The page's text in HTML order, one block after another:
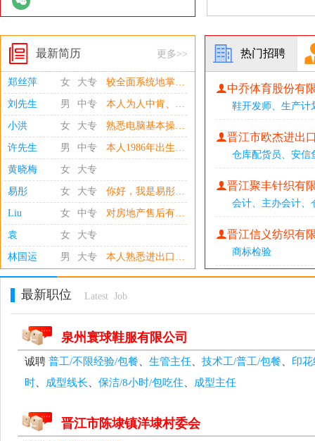
最新简历 更多>>
郑丝萍 女 大专 较全面系统地掌握会计专业知识，熟悉会计相关法律法 。熟练使用office系列办公软件及用友、管家婆等财务软件，持会计从业资格证书、电算化证书、C1驾驶证。
刘先生 男 中专 本人为人中肯、塌实勤奋、积极热情、乐观向上，具有一定的组织和创新精神，有强烈的团队意识
小洪 女 大专 熟悉电脑基本操作，有初级会计资格证，熟悉使用word,excel软件，熟练使用金蝶、用友，有责任心，认真，对数据敏感。本人性格开郎，对工作认真负责，待人真诚，望贵公司能给个发展的空间。
许先生 男 中专 本人1986年出生，有B2证驾驶证、货车从业资格证，行驶公里190万公里左右，、当过两年兵具备团队协作精神，身体精力充沛；做事认真负责，有出色方向感和敏锐的头脑、掌握货车维修和保养基础常识、熟悉整个福建路线、近20安全驾龄
黄晓梅 女 大专
易彤 女 大专 你好，我是易彤。毕业于江西工业贸易职业技术学院，专业为健康管理，具备完整专业理论和中医理疗实操功底。实习期间担任健康顾问销售，擅长客户健康咨询、需求挖掘、客情维护与销售转化，抗压能力强、服务意识突出。不局限现有销售经验，拥有强烈学习意愿，愿意深耕健康管理、体检运营、慢病调理等细分板块，主动学习全新业务流程与专业技能。期待在晋江本地健康平台长期沉淀，发挥专业+沟通双重优势，不断突破个人能力边界，创造业绩与专业双重价值，与公司共同成长。
Liu 女 中专 对房地产售后有五年工作经验，基本的EXCEL、WORD等软件进行运用。工作态度认真、有责任心，好学且耐心，对数据具有一定的敏感性。（最好包吃住包），有时不方便接听电话，最好先加微信1013991180
袁 女 大专
林国运 男 大专 本人熟悉进出口货物报关报检流程、进出口单证制作和加工贸易手册申请与核销、出口订舱等进出口相关工作。熟练使用WORD和EXCEL等办公软件，善于与人沟通与协调。若有幸成为贵司报关员的话，相信定会胜任贵司的相关工作。
热门招聘
中乔体育股份有
鞋开发师 生产计
晋江市欧杰进出
仓库配货员 安信
晋江聚丰针织有
会计 主办会计
晋江信义纺织有
商标检验
最新职位 Latest Job
泉州寰球鞋服有限公司
诚聘 普工/不限经验/包餐 生管主任、 技术工/普工/包餐
印
时、 成型线长 保洁/8小时/包吃住 成型主任
晋江市陈埭镇洋埭村委会